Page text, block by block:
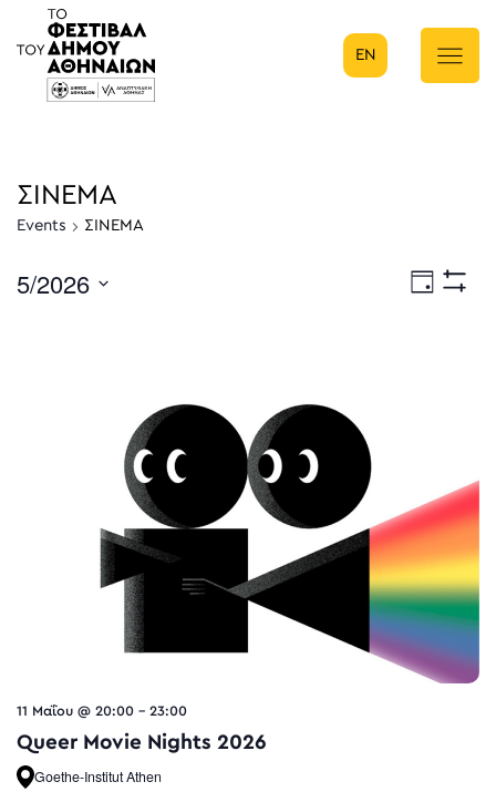
Κύρια πλοήγηση
EN
ΣΙΝΕΜΑ
Events ΣΙΝΕΜΑ
Ημέρα
5/2026
11 Μαΐου @ 20:00 - 23:00
Queer Movie Nights 2026
Goethe-Institut Athen